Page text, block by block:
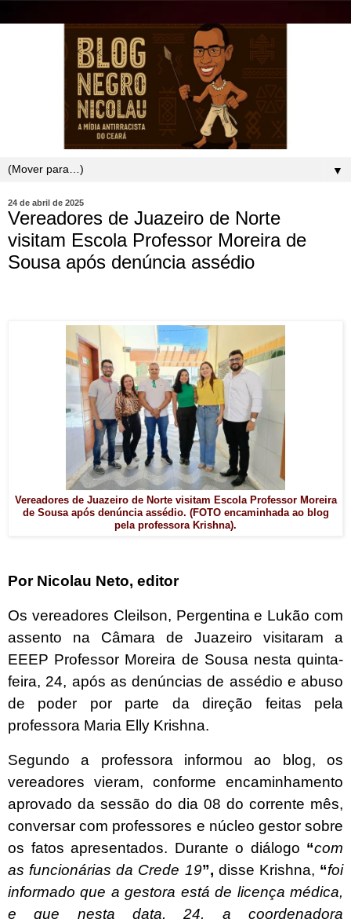
▼
24 de abril de 2025
Vereadores de Juazeiro de Norte
visitam Escola Professor Moreira de
Sousa após denúncia assédio
Vereadores de Juazeiro de Norte visitam Escola Professor Moreira
de Sousa após denúncia assédio. (FOTO encaminhada ao blog
pela professora Krishna).
Por Nicolau Neto, editor
Os vereadores Cleilson, Pergentina e Lukão com
assento na Câmara de Juazeiro visitaram a
EEEP Professor Moreira de Sousa nesta quinta-
feira, 24, após as denúncias de assédio e abuso
de poder por parte da direção feitas pela
professora Maria Elly Krishna.
Segundo a professora informou ao blog, os
vereadores vieram, conforme encaminhamento
aprovado da sessão do dia 08 do corrente mês,
conversar com professores e núcleo gestor sobre
os fatos apresentados. Durante o diálogo “com
as funcionárias da Crede 19”, disse Krishna, “foi
informado que a gestora está de licença médica,
e que nesta data, 24, a coordenadora